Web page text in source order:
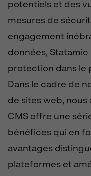
potentiels et des
mesures de
engagement
données, Statamic
protection dans le
Dans le cadre de
de sites web,
CMS offre une
bénéfices qui en
avantages
plateformes et